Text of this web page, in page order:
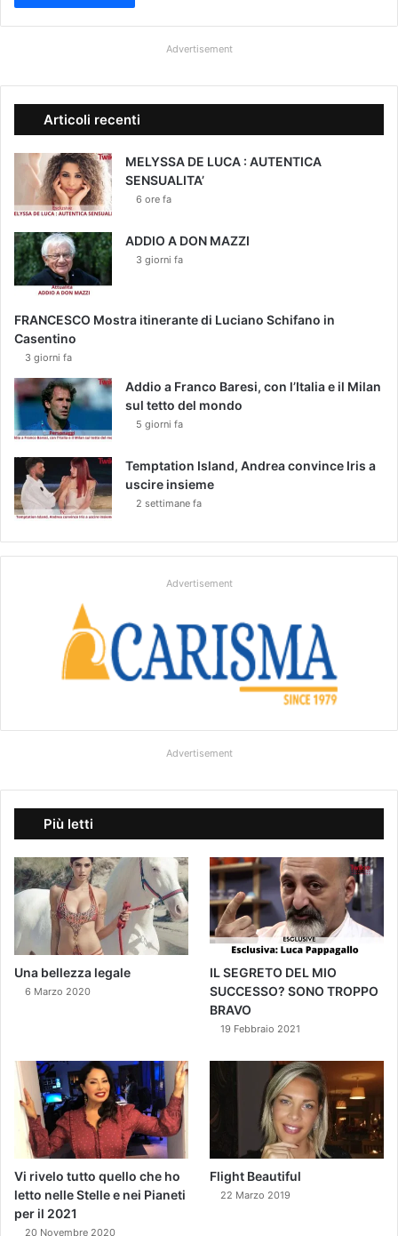
Advertisement
Articoli recenti
MELYSSA DE LUCA : AUTENTICA
SENSUALITA’
6 ore fa
ADDIO A DON MAZZI
3 giorni fa
FRANCESCO Mostra itinerante di Luciano Schifano in
Casentino
3 giorni fa
Addio a Franco Baresi, con l’Italia e il Milan
sul tetto del mondo
5 giorni fa
Temptation Island, Andrea convince Iris a
uscire insieme
2 settimane fa
Advertisement
Advertisement
Più letti
Una bellezza legale
6 Marzo 2020
IL SEGRETO DEL MIO
SUCCESSO? SONO TROPPO
BRAVO
19 Febbraio 2021
Vi rivelo tutto quello che ho
letto nelle Stelle e nei Pianeti
per il 2021
20 Novembre 2020
Flight Beautiful
22 Marzo 2019